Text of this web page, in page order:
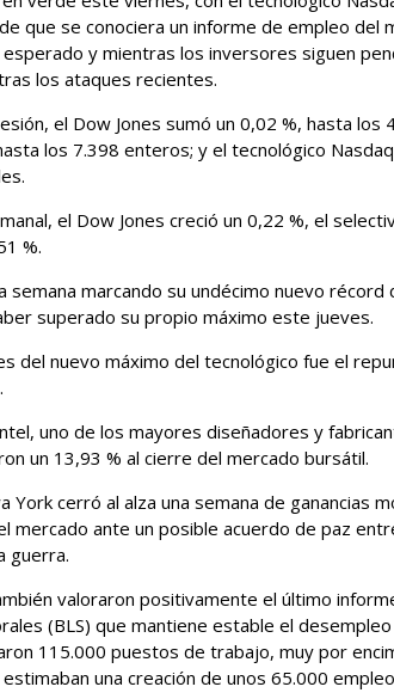
que se conociera un informe de empleo del
y mientras los inversores siguen
los ataques recientes.
el Dow Jones sumó un 0,02 %, hasta los
los 7.398 enteros; y el tecnológico
el Dow Jones creció un 0,22 %, el
%.
semana marcando su undécimo nuevo
superado su propio máximo este jueves.
del nuevo máximo del tecnológico fue el
uno de los mayores diseñadores y
un 13,93 % al cierre del mercado bursátil.
York cerró al alza una semana de ganancias
mercado ante un posible acuerdo de paz
guerra.
valoraron positivamente el último
(BLS) que mantiene estable el
115.000 puestos de trabajo, muy por
una creación de unos 65.000